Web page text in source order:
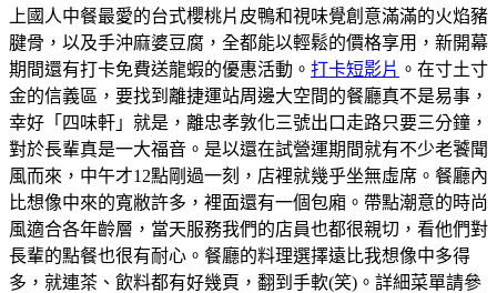
上國人中餐最愛的台式櫻桃片皮鴨和視味覺創意滿滿的火焰豬
腱骨，以及手沖麻婆豆腐，全都能以輕鬆的價格享用，新開幕
期間還有打卡免費送龍蝦的優惠活動。 打卡短影片 。在寸土寸
金的信義區，要找到離捷運站周邊大空間的餐廳真不是易事，
幸好「四味軒」就是，離忠孝敦化三號出口走路只要三分鐘，
對於長輩真是一大福音。是以還在試營運期間就有不少老饕聞
風而來，中午才12點剛過一刻，店裡就幾乎坐無虛席。餐廳內
比想像中來的寬敝許多，裡面還有一個包廂。帶點潮意的時尚
風適合各年齡層，當天服務我們的店員也都很親切，看他們對
長輩的點餐也很有耐心。餐廳的料理選擇遠比我想像中多得
多，就連茶、飲料都有好幾頁，翻到手軟(笑)。詳細菜單請參